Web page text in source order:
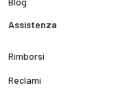
Assistenza
Rimborsi
Reclami